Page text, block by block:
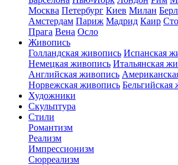
Москва Петербург Киев Милан
Амстердам Париж Мадрид Каир
Прага Вена Осло
Живопись
Голландская живопись Испанская
Немецкая живопись Итальянская
Английская живопись
Норвежская живопись Бельгийская
Художники
Скульптура
Стили
Романтизм
Реализм
Импрессионизм
Сюрреализм